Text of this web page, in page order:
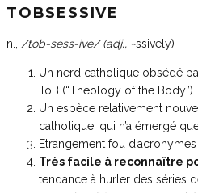
TOBSESSIVE
n., /tob-sess-ive/ (adj., ~ssively)
Un nerd catholique obsédé
ToB (“Theology of the Body”).
Un espèce relativement
catholique, qui n’a émergé
Etrangement fou d’acronymes
Très facile à reconnaître
tendance à hurler des séries